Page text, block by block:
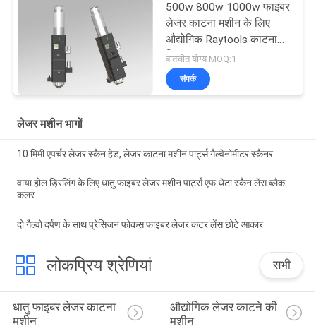
500w 800w 1000w फाइबर
लेजर काटना मशीन के लिए
औद्योगिक Raytools काटना
सिर
बातचीत योग्य MOQ:1
संपर्क
लेजर मशीन भागों
10 मिमी एपर्चर लेजर स्कैन हेड, लेजर काटना मशीन पार्ट्स गैल्वेनोमीटर स्कैनर
वाया होल ड्रिलिंग के लिए धातु फाइबर लेजर मशीन पार्ट्स एफ थेटा स्कैन लेंस ब्लैक
कलर
दो गैल्वो दर्पण के साथ प्रेसिजन फोकस फाइबर लेजर कटर लेंस छोटे आकार
लोकप्रिय श्रेणियां सभी
धातु फाइबर लेजर काटना
मशीन
औद्योगिक लेजर काटने की
मशीन